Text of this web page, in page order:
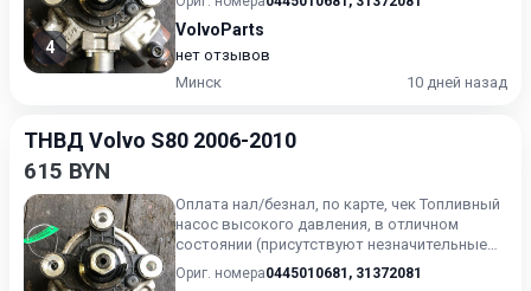
4
VolvoParts
нет отзывов
Минск
10 дней назад
ТНВД Volvo S80 2006-2010
615 BYN
Оплата нал/безнал, по карте, чек Топливный
насос высокого давления, в отличном
состоянии (присутствуют незначительные
следы эксплуатации). Г...
Ориг. номера0445010681 , 31372081